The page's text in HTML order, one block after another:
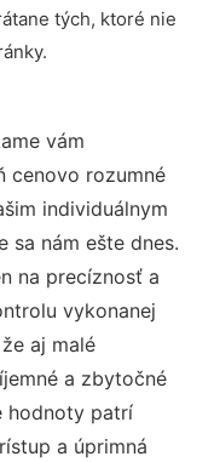
tých, ktoré nie
vám
cenovo rozumné
individuálnym
sa nám ešte dnes.
na precíznosť a
vykonanej
aj malé
a zbytočné
hodnoty patrí
a úprimná